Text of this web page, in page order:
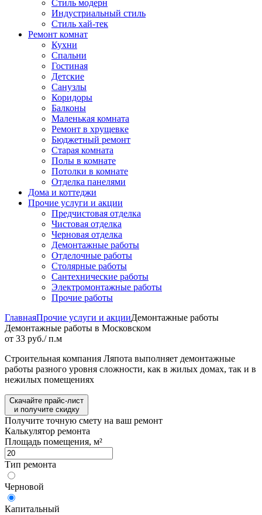
Стиль модерн
Индустриальный стиль
Стиль хай-тек
Ремонт комнат
Кухни
Спальни
Гостиная
Детские
Санузлы
Коридоры
Балконы
Маленькая комната
Ремонт в хрущевке
Бюджетный ремонт
Старая комната
Полы в комнате
Потолки в комнате
Отделка панелями
Дома и коттеджи
Прочие услуги и акции
Предчистовая отделка
Чистовая отделка
Черновая отделка
Демонтажные работы
Отделочные работы
Столярные работы
Сантехнические работы
Электромонтажные работы
Прочие работы
ГлавнаяПрочие услуги и акцииДемонтажные работы
Демонтажные работы в Московском
от 33 руб./ п.м
Строительная компания Ляпота выполняет демонтажные
работы разного уровня сложности, как в жилых домах, так и в
нежилых помещениях
Скачайте прайс-лист
и получите скидку
Получите точную смету на ваш ремонт
Калькулятор ремонта
Площадь помещения, м²
Тип ремонта
Черновой
Капитальный